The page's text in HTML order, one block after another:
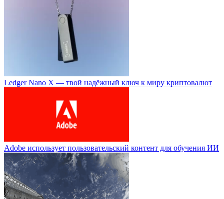
Ledger Nano X — твой надёжный ключ к миру криптовалют
Adobe использует пользовательский контент для обучения ИИ